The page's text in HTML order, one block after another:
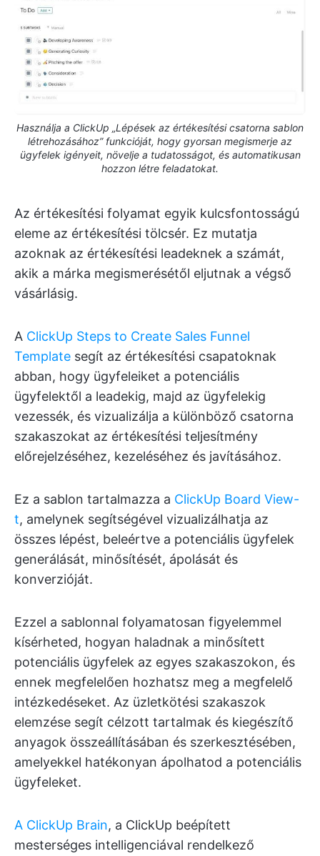
Használja a ClickUp „Lépések az értékesítési csatorna sablon
létrehozásához” funkcióját, hogy gyorsan megismerje az
ügyfelek igényeit, növelje a tudatosságot, és automatikusan
hozzon létre feladatokat.
Az értékesítési folyamat egyik kulcsfontosságú
eleme az értékesítési tölcsér. Ez mutatja
azoknak az értékesítési leadeknek a számát,
akik a márka megismerésétől eljutnak a végső
vásárlásig.
A ClickUp Steps to Create Sales Funnel
Template segít az értékesítési csapatoknak
abban, hogy ügyfeleiket a potenciális
ügyfelektől a leadekig, majd az ügyfelekig
vezessék, és vizualizálja a különböző csatorna
szakaszokat az értékesítési teljesítmény
előrejelzéséhez, kezeléséhez és javításához.
Ez a sablon tartalmazza a ClickUp Board View-
t, amelynek segítségével vizualizálhatja az
összes lépést, beleértve a potenciális ügyfelek
generálását, minősítését, ápolását és
konverzióját.
Ezzel a sablonnal folyamatosan figyelemmel
kísérheted, hogyan haladnak a minősített
potenciális ügyfelek az egyes szakaszokon, és
ennek megfelelően hozhatsz meg a megfelelő
intézkedéseket. Az üzletkötési szakaszok
elemzése segít célzott tartalmak és kiegészítő
anyagok összeállításában és szerkesztésében,
amelyekkel hatékonyan ápolhatod a potenciális
ügyfeleket.
A ClickUp Brain, a ClickUp beépített
mesterséges intelligenciával rendelkező